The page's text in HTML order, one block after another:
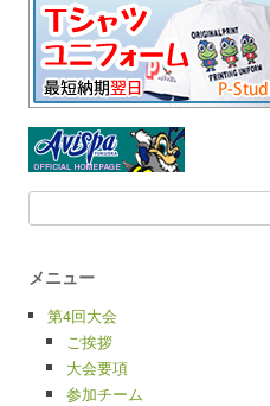
メニュー
第4回大会
ご挨拶
大会要項
参加チーム